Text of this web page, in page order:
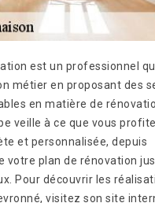
est un professionnel
métier en proposant des
en matière de
veille à ce que vous
et personnalisée, depuis
votre plan de rénovation
Pour découvrir les
visitez son site